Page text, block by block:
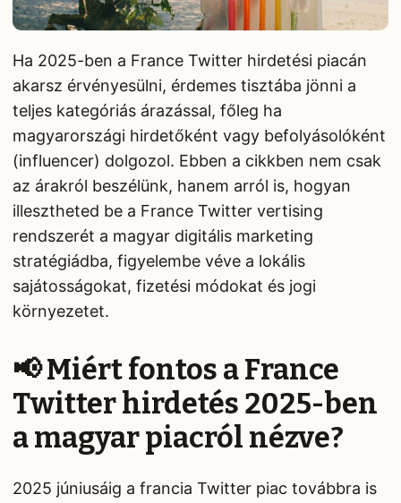
Ha 2025-ben a France Twitter hirdetési piacán
akarsz érvényesülni, érdemes tisztába jönni a
teljes kategóriás árazással, főleg ha
magyarországi hirdetőként vagy befolyásolóként
(influencer) dolgozol. Ebben a cikkben nem csak
az árakról beszélünk, hanem arról is, hogyan
illesztheted be a France Twitter vertising
rendszerét a magyar digitális marketing
stratégiádba, figyelembe véve a lokális
sajátosságokat, fizetési módokat és jogi
környezetet.
📢 Miért fontos a France
Twitter hirdetés 2025-ben
a magyar piacról nézve?
2025 júniusáig a francia Twitter piac továbbra is